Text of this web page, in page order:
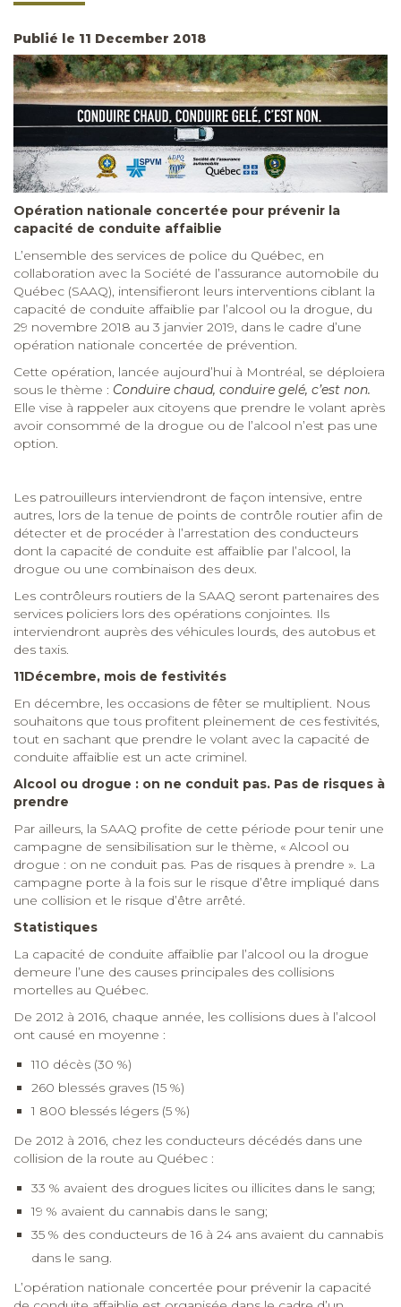
Publié le 11 December 2018
Opération nationale concertée pour prévenir la
capacité de conduite affaiblie
L’ensemble des services de police du Québec, en
collaboration avec la Société de l’assurance automobile du
Québec (SAAQ), intensifieront leurs interventions ciblant la
capacité de conduite affaiblie par l’alcool ou la drogue, du
29 novembre 2018 au 3 janvier 2019, dans le cadre d’une
opération nationale concertée de prévention.
Cette opération, lancée aujourd’hui à Montréal, se déploiera
sous le thème : Conduire chaud, conduire gelé, c’est non.
Elle vise à rappeler aux citoyens que prendre le volant après
avoir consommé de la drogue ou de l’alcool n’est pas une
option.
Les patrouilleurs interviendront de façon intensive, entre
autres, lors de la tenue de points de contrôle routier afin de
détecter et de procéder à l’arrestation des conducteurs
dont la capacité de conduite est affaiblie par l’alcool, la
drogue ou une combinaison des deux.
Les contrôleurs routiers de la SAAQ seront partenaires des
services policiers lors des opérations conjointes. Ils
interviendront auprès des véhicules lourds, des autobus et
des taxis.
11Décembre, mois de festivités
En décembre, les occasions de fêter se multiplient. Nous
souhaitons que tous profitent pleinement de ces festivités,
tout en sachant que prendre le volant avec la capacité de
conduite affaiblie est un acte criminel.
Alcool ou drogue : on ne conduit pas. Pas de risques à
prendre
Par ailleurs, la SAAQ profite de cette période pour tenir une
campagne de sensibilisation sur le thème, « Alcool ou
drogue : on ne conduit pas. Pas de risques à prendre ». La
campagne porte à la fois sur le risque d’être impliqué dans
une collision et le risque d’être arrêté.
Statistiques
La capacité de conduite affaiblie par l’alcool ou la drogue
demeure l’une des causes principales des collisions
mortelles au Québec.
De 2012 à 2016, chaque année, les collisions dues à l’alcool
ont causé en moyenne :
110 décès (30 %)
260 blessés graves (15 %)
1 800 blessés légers (5 %)
De 2012 à 2016, chez les conducteurs décédés dans une
collision de la route au Québec :
33 % avaient des drogues licites ou illicites dans le sang;
19 % avaient du cannabis dans le sang;
35 % des conducteurs de 16 à 24 ans avaient du cannabis
dans le sang.
L’opération nationale concertée pour prévenir la capacité